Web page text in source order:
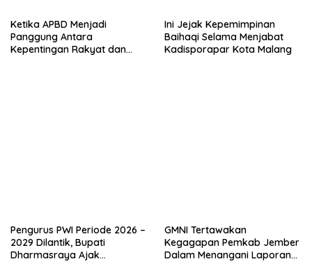
Ketika APBD Menjadi
Panggung Antara
Kepentingan Rakyat dan
Ini Jejak Kepemimpinan
Baihaqi Selama Menjabat
Kadisporapar Kota Malang
Pengurus PWI Periode 2026 –
2029 Dilantik, Bupati
Dharmasraya Ajak
GMNI Tertawakan
Kegagapan Pemkab Jember
Dalam Menangani Laporan